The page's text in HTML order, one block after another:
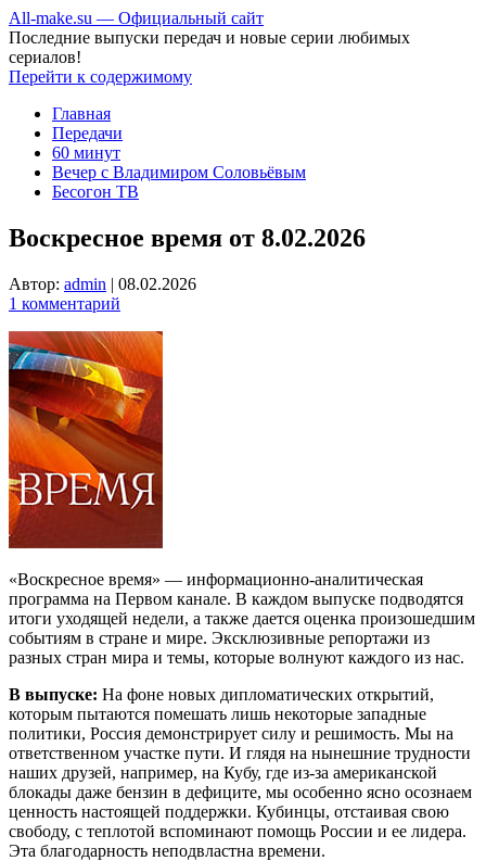
All-make.su — Официальный сайт
Последние выпуски передач и новые серии любимых
сериалов!
Перейти к содержимому
Главная
Передачи
60 минут
Вечер с Владимиром Соловьёвым
Бесогон ТВ
Воскресное время от 8.02.2026
Автор: admin | 08.02.2026
1 комментарий
«Воскресное время» — информационно-аналитическая
программа на Первом канале. В каждом выпуске подводятся
итоги уходящей недели, а также дается оценка произошедшим
событиям в стране и мире. Эксклюзивные репортажи из
разных стран мира и темы, которые волнуют каждого из нас.
В выпуске: На фоне новых дипломатических открытий,
которым пытаются помешать лишь некоторые западные
политики, Россия демонстрирует силу и решимость. Мы на
ответственном участке пути. И глядя на нынешние трудности
наших друзей, например, на Кубу, где из-за американской
блокады даже бензин в дефиците, мы особенно ясно осознаем
ценность настоящей поддержки. Кубинцы, отстаивая свою
свободу, с теплотой вспоминают помощь России и ее лидера.
Эта благодарность неподвластна времени.